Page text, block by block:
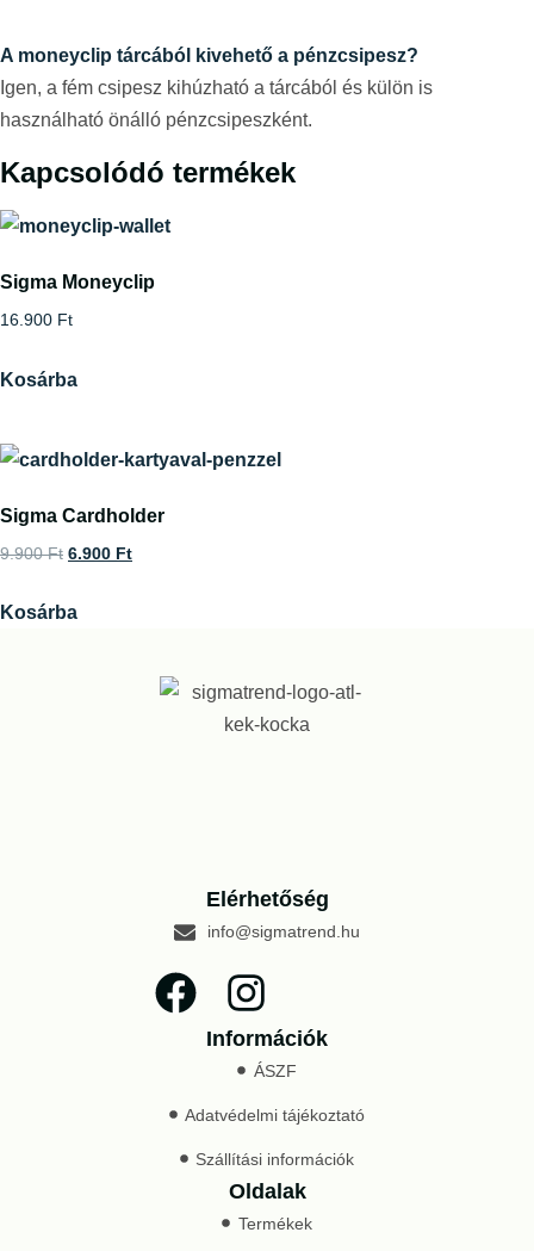
A moneyclip tárcából kivehető a pénzcsipesz?
Igen, a fém csipesz kihúzható a tárcából és külön is
használható önálló pénzcsipeszként.
Kapcsolódó termékek
Sigma Moneyclip
16.900 Ft
Kosárba
Sigma Cardholder
9.900Ft 6.900 Ft
Kosárba
Elérhetőség
info@sigmatrend.hu
Információk
ÁSZF
Adatvédelmi tájékoztató
Szállítási információk
Oldalak
Termékek